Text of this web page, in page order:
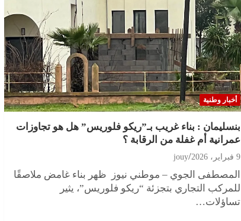
أخبار وطنية
بنسليمان : بناء غريب بـ”ريكو فلوريس” هل هو تجاوزات
عمرانية أم غفلة من الرقابة ؟
9 فبراير، 2026 jouy
المصطفى الجوي – موطني نيوز ظهر بناء غامض ملاصقًا
للمركب التجاري بتجزئة “ريكو فلوريس”، يثير
تساؤلات…